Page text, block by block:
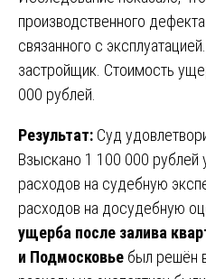
производственного
связанного с
застройщик. Стоимость
000 рублей.
Результат: Суд
Взыскано 1 100 000
расходов на судебную
расходов на досудебную
ущерба после залива
и Подмосковье был решён